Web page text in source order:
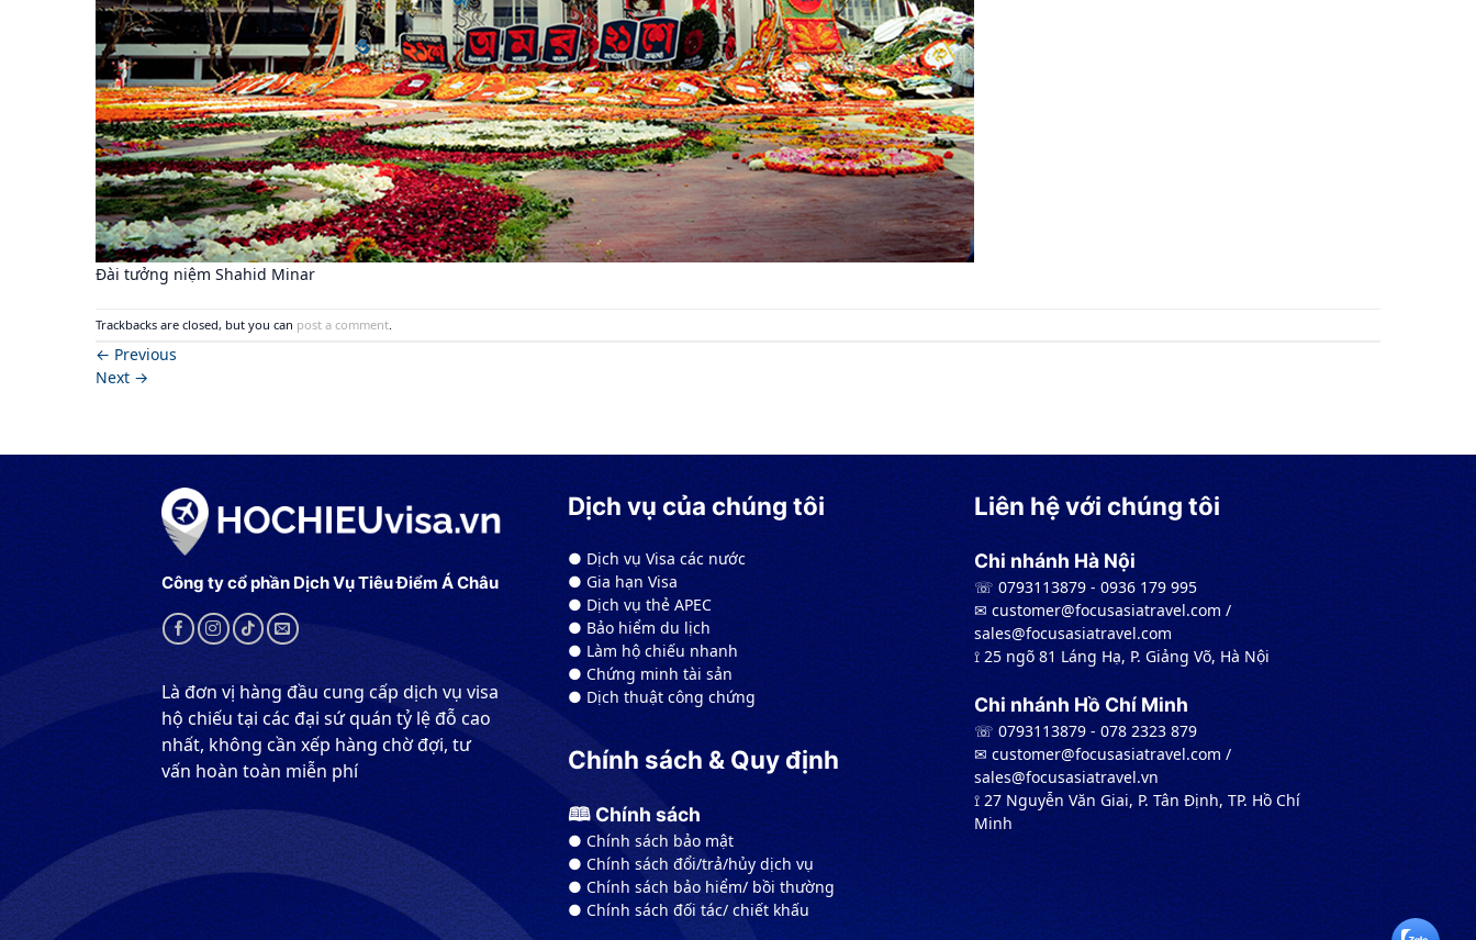
Đài tưởng niệm Shahid Minar
Trackbacks are closed, but you can post a comment
← Previous
Next →
Công ty cổ phần Dịch Vụ Tiêu Điểm Á Châu
Là đơn vị hàng đầu cung cấp dịch vụ visa
hộ chiếu tại các đại sứ quán tỷ lệ đỗ cao
nhất, không cần xếp hàng chờ đợi, tư
vấn hoàn toàn miễn phí
Dịch vụ của chúng tôi
● Dịch vụ Visa các nước
● Gia hạn Visa
● Dịch vụ thẻ APEC
● Bảo hiểm du lịch
● Làm hộ chiếu nhanh
● Chứng minh tài sản
● Dịch thuật công chứng
Chính sách & Quy định
🕮 Chính sách
● Chính sách bảo mật
● Chính sách đổi/trả/hủy dịch vụ
● Chính sách bảo hiểm/ bồi thường
● Chính sách đối tác/ chiết khấu
Liên hệ với chúng tôi
Chi nhánh Hà Nội
☏ 0793113879 - 0936 179 995
✉︎ customer@focusasiatravel.com /
sales@focusasiatravel.com
⟟ 25 ngõ 81 Láng Hạ, P. Giảng Võ, Hà Nội
Chi nhánh Hồ Chí Minh
☏ 0793113879 - 078 2323 879
✉︎ customer@focusasiatravel.com /
sales@focusasiatravel.vn
⟟ 27 Nguyễn Văn Giai, P. Tân Định, TP. Hồ Chí
Minh